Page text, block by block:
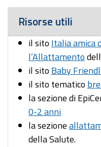
Risorse utili
il sito Italia amica
l’Allattamento
il sito Baby
il sito tematico
la sezione di
0-2 anni
la sezione
della Salute.